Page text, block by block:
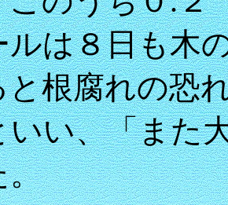
ルは８日も木
と根腐れの恐
いい、「また
。